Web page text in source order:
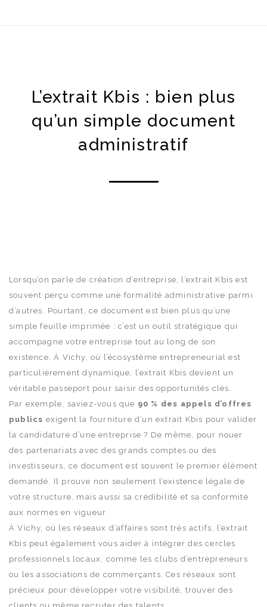
L’extrait Kbis : bien plus
qu’un simple document
administratif
Lorsqu’on parle de création d’entreprise, l’extrait Kbis est
souvent perçu comme une formalité administrative parmi
d’autres. Pourtant, ce document est bien plus qu’une
simple feuille imprimée : c’est un outil stratégique qui
accompagne votre entreprise tout au long de son
existence. À Vichy, où l’écosystème entrepreneurial est
particulièrement dynamique, l’extrait Kbis devient un
véritable passeport pour saisir des opportunités clés.
Par exemple, saviez-vous que 90 % des appels d’offres
publics exigent la fourniture d’un extrait Kbis pour valider
la candidature d’une entreprise ? De même, pour nouer
des partenariats avec des grands comptes ou des
investisseurs, ce document est souvent le premier élément
demandé. Il prouve non seulement l’existence légale de
votre structure, mais aussi sa crédibilité et sa conformité
aux normes en vigueur.
À Vichy, où les réseaux d’affaires sont très actifs, l’extrait
Kbis peut également vous aider à intégrer des cercles
professionnels locaux, comme les clubs d’entrepreneurs
ou les associations de commerçants. Ces réseaux sont
précieux pour développer votre visibilité, trouver des